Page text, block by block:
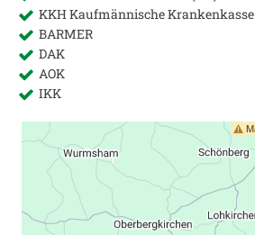
KKH Kaufmännische Krankenkasse
BARMER
DAK
AOK
IKK